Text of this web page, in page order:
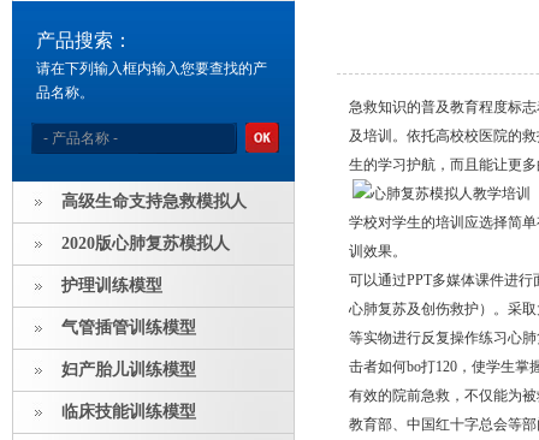
产品搜索：
请在下列输入框内输入您要查找的产
品名称。
高级生命支持急救模拟人
2020版心肺复苏模拟人
护理训练模型
气管插管训练模型
妇产胎儿训练模型
临床技能训练模型
急救知识的普及教育程度标
及培训。依托高校校医院的
生的学习护航，而且能让更
学校对学生的培训应选择简
训效果。
可以通过PPT多媒体课件进
心肺复苏及创伤救护）。采
等实物进行反复操作练习心
击者如何bo打120，使学生
有效的院前急救，不仅能为
教育部、中国红十字总会等